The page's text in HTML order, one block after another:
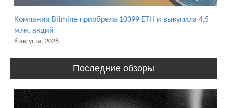
Компания Bitmine приобрела 10399 ETH и выкупила 4,5
млн. акций
6 августа, 2026
Последние обзоры